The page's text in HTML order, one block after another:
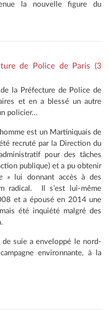
la nouvelle figure du
de Police de Paris (3
la Préfecture de Police de
et en a blessé un autre
policier...
est un Martiniquais de
recruté par la Direction du
pour des tâches
publique) et a pu obtenir
» lui donnant accès à des
radical. Il s’est lui-même
et a épousé en 2014 une
été inquiété malgré des
suie a enveloppé le nord-
environnante, à la